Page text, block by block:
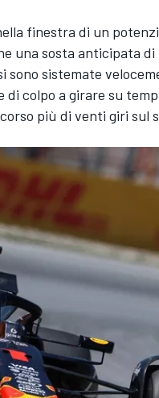
finestra di un
una sosta anticipata di
sistemate
colpo a girare su
più di venti giri sul